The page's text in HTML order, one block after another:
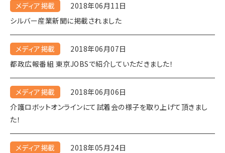
メディア掲載
2018年06月11日
シルバー産業新聞に掲載されました
メディア掲載
2018年06月07日
都政広報番組 東京JOBSで紹介していただきました！
メディア掲載
2018年06月06日
介護ロボットオンラインにて試着会の様子を取り上げて頂きまし
た！
メディア掲載
2018年05月24日